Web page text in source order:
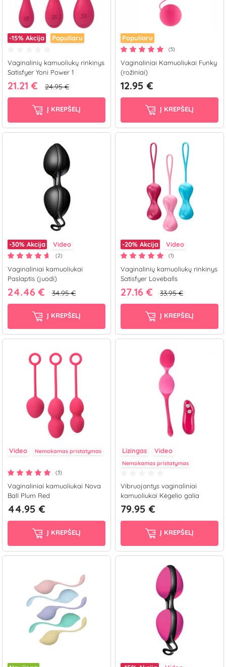
-15% Akcija Populiaru
Vaginalinių kamuoliukų rinkinys
Satisfyer Yoni Power 1
21.21 € 24.95 €
Į KREPŠELĮ
Populiaru
(5)
Vaginaliniai Kamuoliukai Funky
(rožiniai)
12.95 €
Į KREPŠELĮ
-30% Akcija Video
(2)
Vaginaliniai kamuoliukai
Paslaptis (juodi)
24.46 € 34.95 €
Į KREPŠELĮ
-20% Akcija Video
(1)
Vaginalinių kamuoliukų rinkinys
Satisfyer Loveballs
27.16 € 33.95 €
Į KREPŠELĮ
Video Nemokamas pristatymas
(3)
Vaginaliniai kamuoliukai Nova
Ball Plum Red
44.95 €
Į KREPŠELĮ
Lizingas Video
Nemokamas pristatymas
Vibruojantys vaginaliniai
kamuoliukai Kėgelio galia
79.95 €
Į KREPŠELĮ